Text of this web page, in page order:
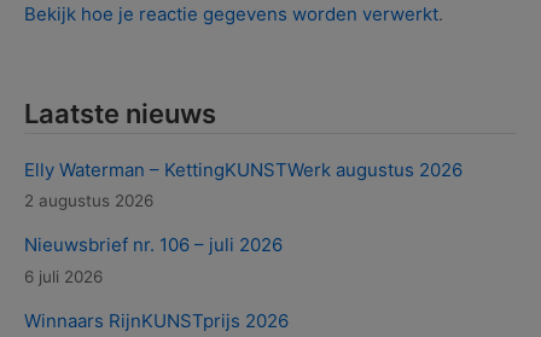
Bekijk hoe je reactie gegevens worden verwerkt.
Laatste nieuws
Elly Waterman – KettingKUNSTWerk augustus 2026
2 augustus 2026
Nieuwsbrief nr. 106 – juli 2026
6 juli 2026
Winnaars RijnKUNSTprijs 2026